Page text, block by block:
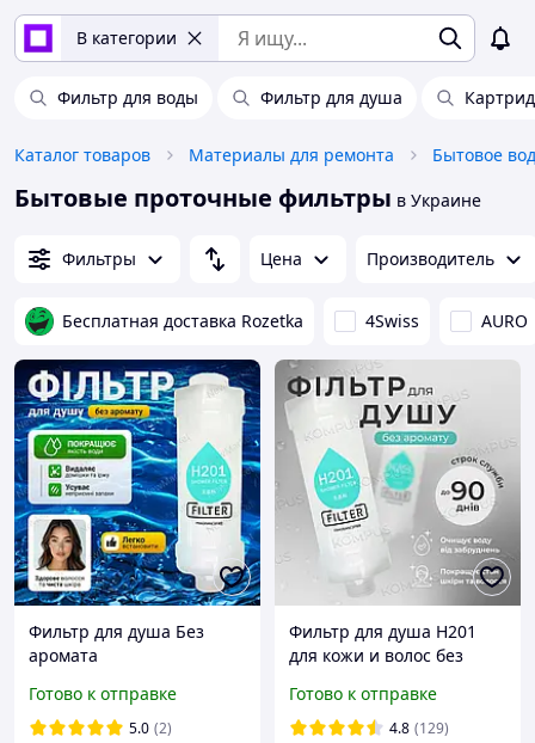
В категории
Фильтр для воды Фильтр для душа
Каталог товаров Материалы для ремонта Бытовое
Бытовые проточные фильтры в Украине
Фильтры Цена Производитель
Бесплатная доставка Rozetka 4Swiss AURO
Фильтр для душа Без
аромата
Готово к отправке
5.0 (2)
Фильтр для душа H201
для кожи и волос без
Готово к отправке
4.8 (129)